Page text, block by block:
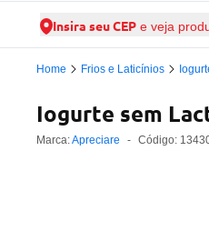
Insira seu CEP e veja
Home Frios e Laticínios
Iogurte sem
Marca:Apreciare - Código: